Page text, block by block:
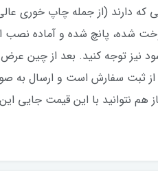
که دارند (از جمله چاپ خوری
هر پنل ۱۵۰ سانت و قد پرده ۳ متر است که به صورت دوخت شده، پانچ
نیز توجه کنید. بعد از چین عرض
می کند. زمان تولید و ارسال پرده و ست روتختی ها و فرشینه ۱۲ روز کاری بعد از ثبت سفارش
هم نتوانید با این قیمت جایی